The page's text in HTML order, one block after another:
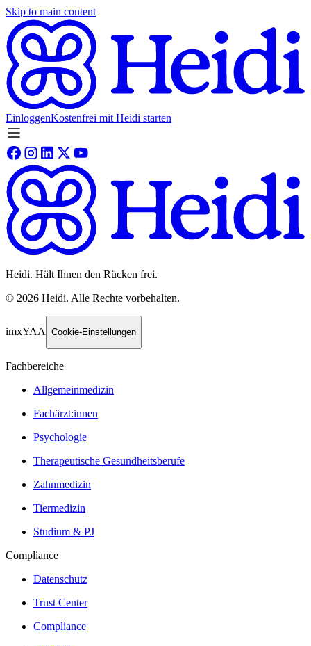
Skip to main content
EinloggenKostenfrei mit Heidi starten
Heidi. Hält Ihnen den Rücken frei.
© 2026 Heidi. Alle Rechte vorbehalten.
imxYAA Cookie-Einstellungen
Fachbereiche
Allgemeinmedizin
Fachärzt:innen
Psychologie
Therapeutische Gesundheitsberufe
Zahnmedizin
Tiermedizin
Studium & PJ
Compliance
Datenschutz
Trust Center
Compliance